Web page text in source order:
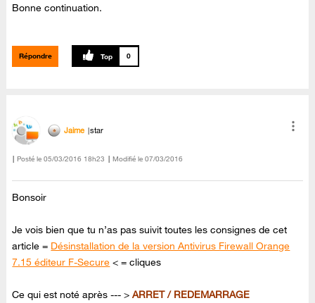
Bonne continuation.
Répondre 0
Jaime star
Posté le ‎05/03/2016 18h23 Modifié le 07/03/2016
Bonsoir
Je vois bien que tu n’as pas suivit toutes les consignes de cet
article = Désinstallation de la version Antivirus Firewall Orange
7.15 éditeur F-Secure < = cliques
Ce qui est noté après --- >ARRET / REDEMARRAGE